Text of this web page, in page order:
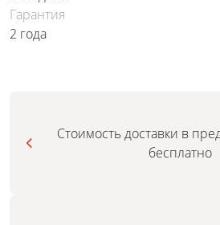
Гарантия
2 года
Стоимость доставки в
бесплатно